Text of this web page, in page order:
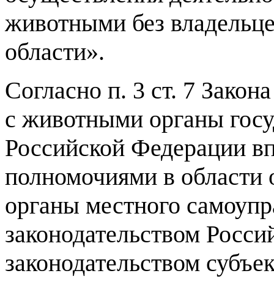
животными без
области».
Согласно п. 3 ст. 7
с животными органы
Российской Федерации
полномочиями в
органы местного
законодательством
законодательством